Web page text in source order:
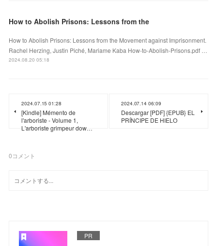
How to Abolish Prisons: Lessons from the
How to Abolish Prisons: Lessons from the Movement against Imprisonment.
Rachel Herzing, Justin Piché, Mariame Kaba How-to-Abolish-Prisons.pdf …
2024.08.20 05:18
2024.07.15 01:28
[Kindle] Mémento de
l'arboriste - Volume 1,
L'arboriste grimpeur dow…
2024.07.14 06:09
Descargar [PDF] {EPUB} EL
PRÍNCIPE DE HIELO
0コメント
PR